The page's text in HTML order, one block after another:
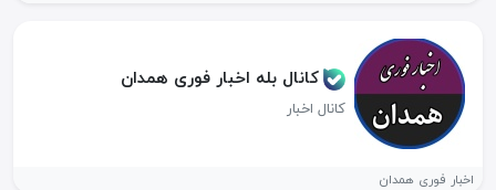
کانال بله اخبار فوری همدان
کانال اخبار
اخبار فوری همدان